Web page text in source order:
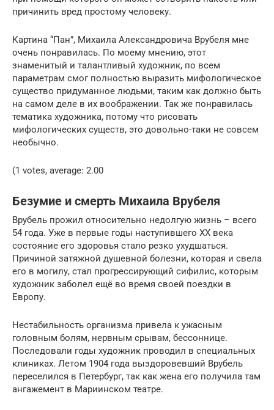
причинить вред простому человеку.
Картина “Пан”, Михаила Александровича Врубеля мне
очень понравилась. По моему мнению, этот
знаменитый и талантливый художник, по всем
параметрам смог полностью выразить мифологическое
существо придуманное людьми, таким как должно быть
на самом деле в их воображении. Так же понравилась
тематика художника, потому что рисовать
мифологических существ, это довольно-таки не совсем
необычно.
(1 votes, average: 2.00
Безумие и смерть Михаила Врубеля
Врубель прожил относительно недолгую жизнь – всего
54 года. Уже в первые годы наступившего XX века
состояние его здоровья стало резко ухудшаться.
Причиной затяжной душевной болезни, которая и свела
его в могилу, стал прогрессирующий сифилис, которым
художник заболел ещё во время своей поездки в
Европу.
Нестабильность организма привела к ужасным
головным болям, нервным срывам, бессоннице.
Последовали годы художник проводил в специальных
клиниках. Летом 1904 года выздоровевший Врубель
переселился в Петербург, так как жена его получила там
ангажемент в Мариинском театре.